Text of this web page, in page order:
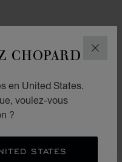
CHOPARD
en United States.
voulez-vous
?
STATES